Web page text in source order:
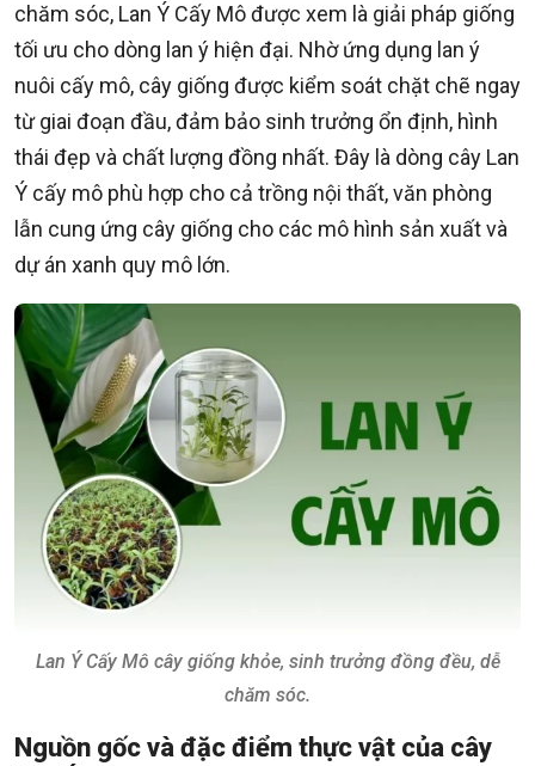
chăm sóc, Lan Ý Cấy Mô được xem là giải pháp giống
tối ưu cho dòng lan ý hiện đại. Nhờ ứng dụng lan ý
nuôi cấy mô, cây giống được kiểm soát chặt chẽ ngay
từ giai đoạn đầu, đảm bảo sinh trưởng ổn định, hình
thái đẹp và chất lượng đồng nhất. Đây là dòng cây Lan
Ý cấy mô phù hợp cho cả trồng nội thất, văn phòng
lẫn cung ứng cây giống cho các mô hình sản xuất và
dự án xanh quy mô lớn.
Lan Ý Cấy Mô cây giống khỏe, sinh trưởng đồng đều, dễ
chăm sóc.
Nguồn gốc và đặc điểm thực vật của cây